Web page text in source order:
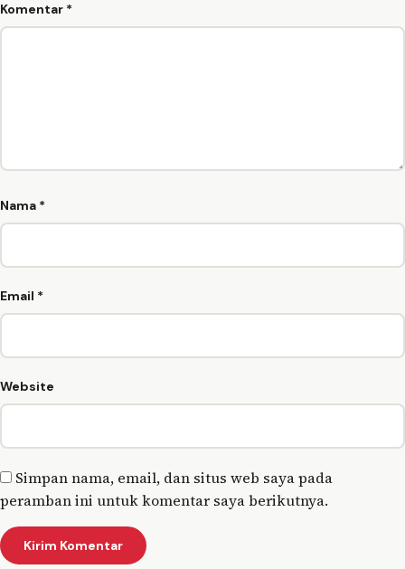
Komentar *
Nama *
Email *
Website
Simpan nama, email, dan situs web saya pada
peramban ini untuk komentar saya berikutnya.